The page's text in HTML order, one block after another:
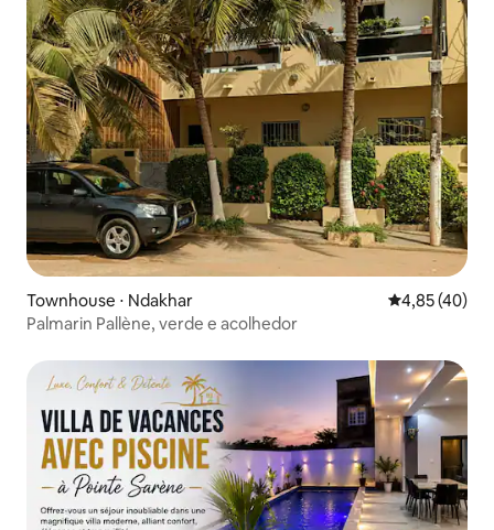
Townhouse ⋅ Ndakhar 4,85 de uma
4,85 (40)
Palmarin Pallène, verde e acolhedor